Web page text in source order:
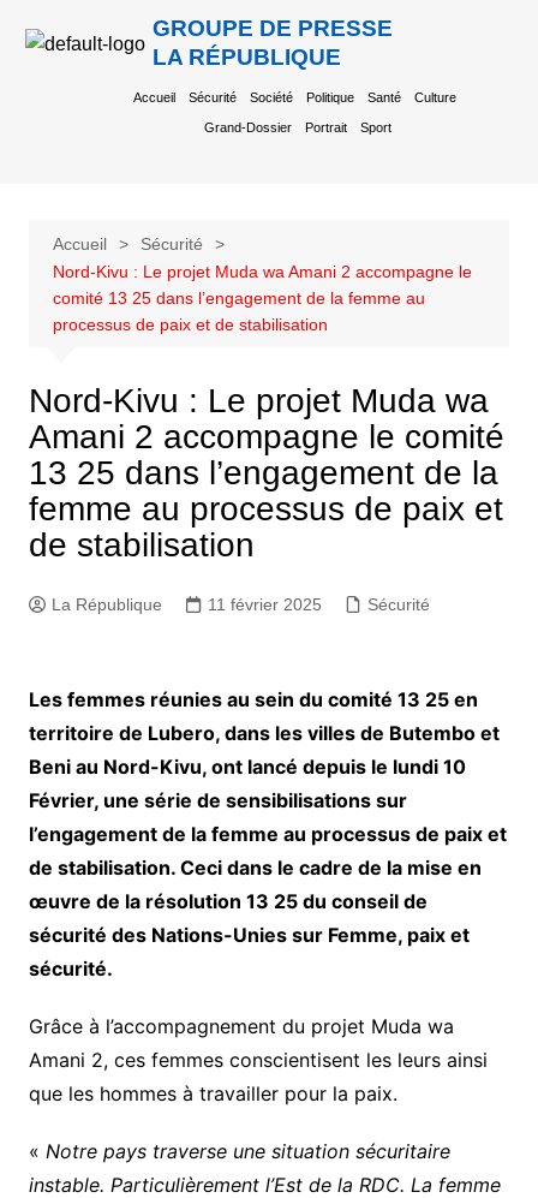
GROUPE DE PRESSE
LA RÉPUBLIQUE
Accueil Sécurité Société Politique Santé Culture
Grand-Dossier Portrait Sport
Accueil
Sécurité
Nord-Kivu : Le projet Muda wa Amani 2 accompagne le
comité 13 25 dans l’engagement de la femme au
processus de paix et de stabilisation
Nord-Kivu : Le projet Muda wa
Amani 2 accompagne le comité
13 25 dans l’engagement de la
femme au processus de paix et
de stabilisation
La République 11 février 2025 Sécurité
Les femmes réunies au sein du comité 13 25 en
territoire de Lubero, dans les villes de Butembo et
Beni au Nord-Kivu, ont lancé depuis le lundi 10
Février, une série de sensibilisations sur
l’engagement de la femme au processus de paix et
de stabilisation. Ceci dans le cadre de la mise en
œuvre de la résolution 13 25 du conseil de
sécurité des Nations-Unies sur Femme, paix et
sécurité.
Grâce à l’accompagnement du projet Muda wa
Amani 2, ces femmes conscientisent les leurs ainsi
que les hommes à travailler pour la paix.
« Notre pays traverse une situation sécuritaire
instable. Particulièrement l’Est de la RDC. La femme